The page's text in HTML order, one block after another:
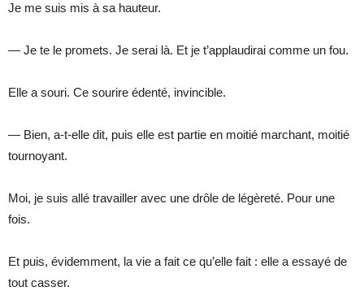
Je me suis mis à sa hauteur.
— Je te le promets. Je serai là. Et je t’applaudirai comme un fou.
Elle a souri. Ce sourire édenté, invincible.
— Bien, a-t-elle dit, puis elle est partie en moitié marchant, moitié
tournoyant.
Moi, je suis allé travailler avec une drôle de légèreté. Pour une
fois.
Et puis, évidemment, la vie a fait ce qu’elle fait : elle a essayé de
tout casser.